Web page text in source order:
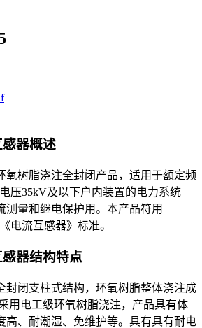
器概述
氧树脂浇注全封闭产品，适用于额定频
压35kV及以下户内装置的电力系统
测量和继电保护用。本产品符用
电流互感器》标准。
器结构特点
封闭支柱式结构，环氧树脂整体浇注成
用电工级环氧树脂浇注，产品具有体
高、耐潮湿、免维护等。具有具有耐电